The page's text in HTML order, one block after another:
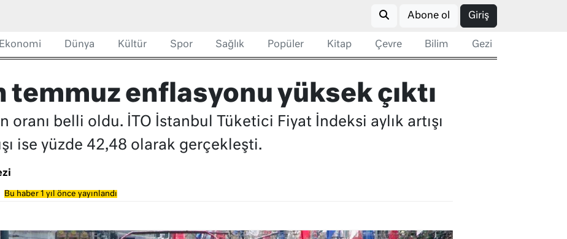
Abone ol Giriş
Ekonomi Dünya Kültür Spor Sağlık Popüler Kitap Çevre Bilim Gezi
temmuz enflasyonu yüksek çıktı
oranı belli oldu. İTO İstanbul Tüketici Fiyat İndeksi aylık artışı
ise yüzde 42,48 olarak gerçekleşti.
Bu haber 1 yıl önce yayınlandı